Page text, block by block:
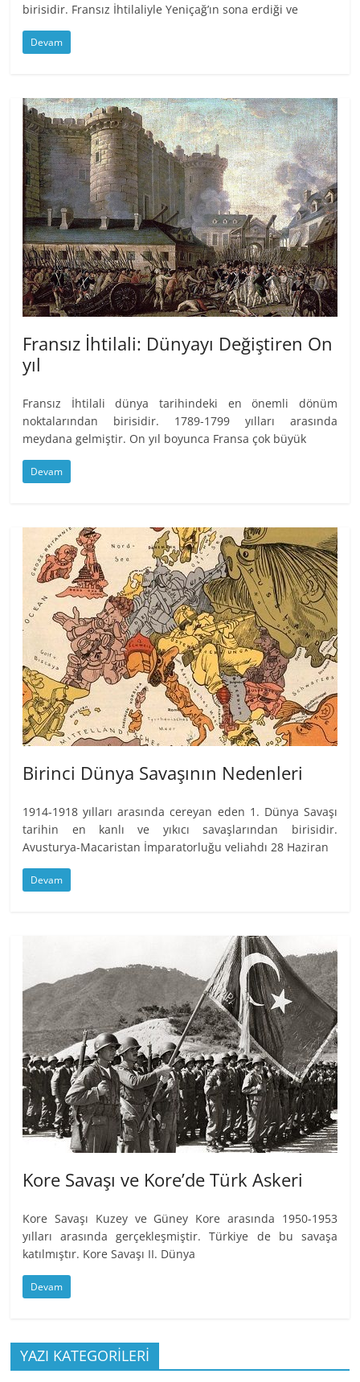
birisidir. Fransız İhtilaliyle Yeniçağ’ın sona erdiği ve
Devam
Fransız İhtilali: Dünyayı Değiştiren On
yıl
Fransız İhtilali dünya tarihindeki en önemli dönüm
noktalarından birisidir. 1789-1799 yılları arasında
meydana gelmiştir. On yıl boyunca Fransa çok büyük
Devam
Birinci Dünya Savaşının Nedenleri
1914-1918 yılları arasında cereyan eden 1. Dünya Savaşı
tarihin en kanlı ve yıkıcı savaşlarından birisidir.
Avusturya-Macaristan İmparatorluğu veliahdı 28 Haziran
Devam
Kore Savaşı ve Kore’de Türk Askeri
Kore Savaşı Kuzey ve Güney Kore arasında 1950-1953
yılları arasında gerçekleşmiştir. Türkiye de bu savaşa
katılmıştır. Kore Savaşı II. Dünya
Devam
YAZI KATEGORİLERİ